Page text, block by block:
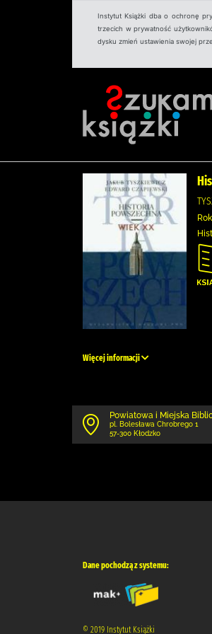
Instytut Książki dba o ochronę
trzecich w prywatność
dysku zmień ustawienia swojej
Więcej informacji
Powiatowa i Miejska
pl. Bolesława Chrobrego 1
57-300 Kłodzko
Dane pochodzą z systemu:
© 2019 Instytut Książki